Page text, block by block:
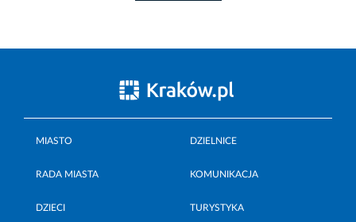
MIASTO DZIELNICE
RADA MIASTA KOMUNIKACJA
DZIECI TURYSTYKA